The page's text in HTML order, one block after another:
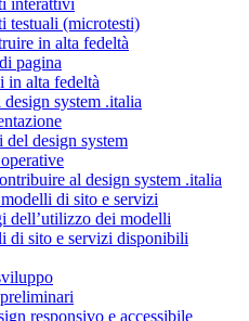
interattivi
testuali (microtesti)
in alta fedeltà
pagina
in alta fedeltà
system .italia
design system
al design system .italia
di sito e servizi
dell’utilizzo dei modelli
di sito e servizi disponibili
responsivo e accessibile